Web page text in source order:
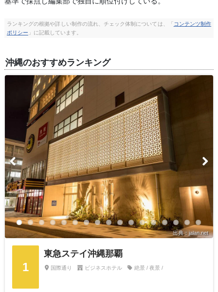
ランキングの根拠や詳しい制作の流れ、チェック体制については、「 コンテンツ制作
ポリシー 」に記載しています。
沖縄のおすすめランキング
出典：jalan.net
1
東急ステイ沖縄那覇
国際通り ビジネスホテル 絶景 / 夜景 /